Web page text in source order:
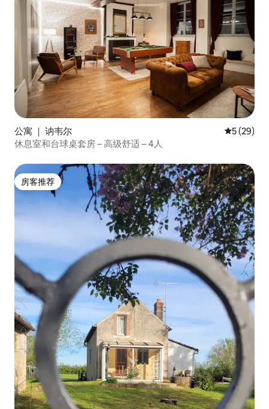
公寓 ｜ 讷韦尔 平均评分
5 (29)
休息室和台球桌套房 – 高级舒适 – 4人
房客推荐
房客推荐